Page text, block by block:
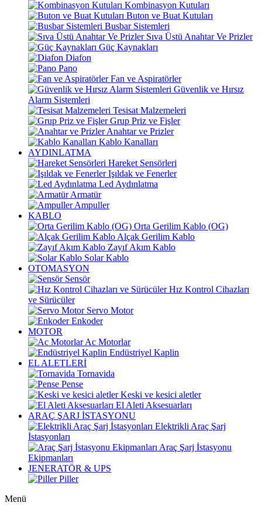
Kombinasyon Kutuları
Buton ve Buat Kutuları
Busbar Sistemleri
Sıva Üstü Anahtar Ve Prizler
Güç Kaynakları
Diafon
Pano
Fan ve Aspiratörler
Güvenlik ve Hırsız
Alarm Sistemleri
Tesisat Malzemeleri
Grup Priz ve Fişler
Anahtar ve Prizler
Kablo Kanalları
AYDINLATMA
Hareket Sensörleri
Işıldak ve Fenerler
Led Aydınlatma
Armatür
Ampuller
KABLO
Orta Gerilim Kablo (OG)
Alçak Gerilim Kablo
Zayıf Akım Kablo
Solar Kablo
OTOMASYON
Sensör
Hız Kontrol Cihazları
ve Sürücüler
Servo Motor
Enkoder
MOTOR
Ac Motorlar
Endüstriyel Kaplin
EL ALETLERİ
Tornavida
Pense
Keski ve kesici aletler
El Aleti Aksesuarları
ARAÇ ŞARJ İSTASYONU
Elektrikli Araç Şarj
İstasyonları
Araç Şarj İstasyonu
Ekipmanları
JENERATÖR & UPS
Piller
Menü